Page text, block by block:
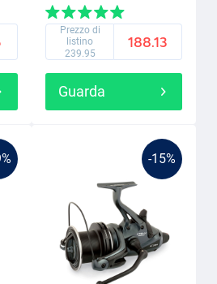
Prezzo di
listino
239.95
188.13
Guarda
-15%